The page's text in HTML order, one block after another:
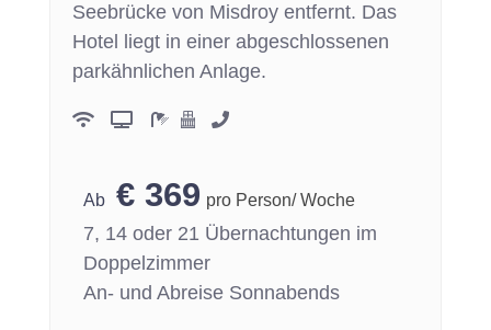
Seebrücke von Misdroy entfernt. Das
Hotel liegt in einer abgeschlossenen
parkähnlichen Anlage.
€ 369 pro Person/ Woche
7, 14 oder 21 Übernachtungen im
Doppelzimmer
An- und Abreise Sonnabends